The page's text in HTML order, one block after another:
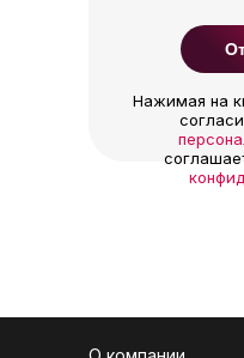
Нажимая на